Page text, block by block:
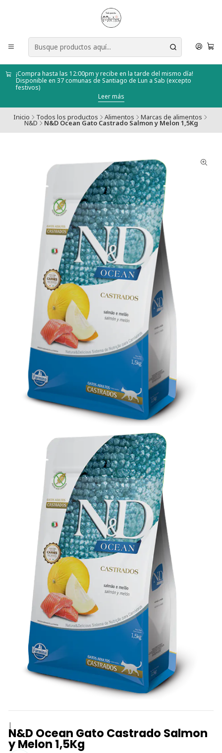
¡Compra hasta las 12:00pm y recibe en la tarde del mismo día!
Disponible en 37 comunas de Santiago de Lun a Sab (excepto
festivos)
Leer más
Inicio Todos los productos Alimentos Marcas de alimentos
N&D N&D Ocean Gato Castrado Salmon y Melon 1,5Kg
|
N&D Ocean Gato Castrado Salmon
y Melon 1,5Kg